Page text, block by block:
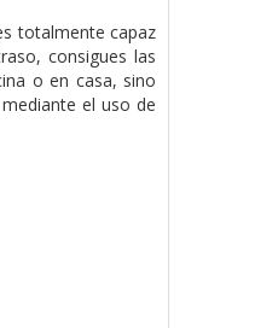
totalmente capaz
consigues las
o en casa, sino
el uso de